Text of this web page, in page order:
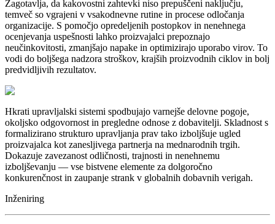
Zagotavlja, da kakovostni zahtevki niso prepuščeni naključju,
temveč so vgrajeni v vsakodnevne rutine in procese odločanja
organizacije. S pomočjo opredeljenih postopkov in nenehnega
ocenjevanja uspešnosti lahko proizvajalci prepoznajo
neučinkovitosti, zmanjšajo napake in optimizirajo uporabo virov. To
vodi do boljšega nadzora stroškov, krajših proizvodnih ciklov in bolj
predvidljivih rezultatov.
Hkrati upravljalski sistemi spodbujajo varnejše delovne pogoje,
okoljsko odgovornost in pregledne odnose z dobavitelji. Skladnost s
formalizirano strukturo upravljanja prav tako izboljšuje ugled
proizvajalca kot zanesljivega partnerja na mednarodnih trgih.
Dokazuje zavezanost odličnosti, trajnosti in nenehnemu
izboljševanju — vse bistvene elemente za dolgoročno
konkurenčnost in zaupanje strank v globalnih dobavnih verigah.
Inženiring